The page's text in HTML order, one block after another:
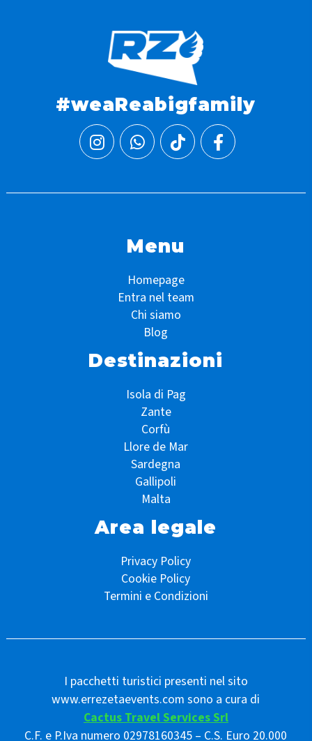
#weaReabigfamily
Menu
Homepage
Entra nel team
Chi siamo
Blog
Destinazioni
Isola di Pag
Zante
Corfù
Llore de Mar
Sardegna
Gallipoli
Malta
Area legale
Privacy Policy
Cookie Policy
Termini e Condizioni
I pacchetti turistici presenti nel sito
www.errezetaevents.com sono a cura di
Cactus Travel Services Srl
C.F. e P.Iva numero 02978160345 – C.S. Euro 20.000